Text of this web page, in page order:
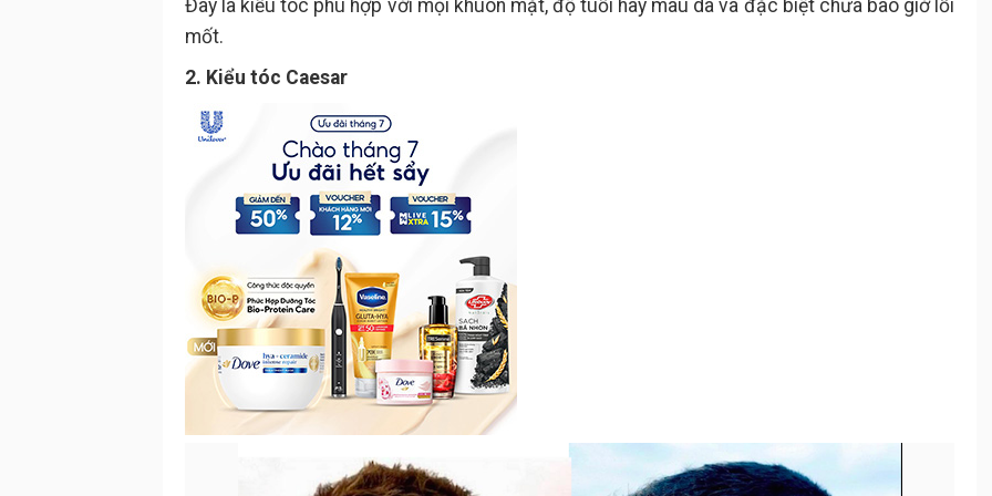
Đây là kiểu tóc phù hợp với mọi khuôn mặt, độ tuổi hay màu da và đặc biệt chưa bao giờ lỗi
mốt.
2. Kiểu tóc Caesar